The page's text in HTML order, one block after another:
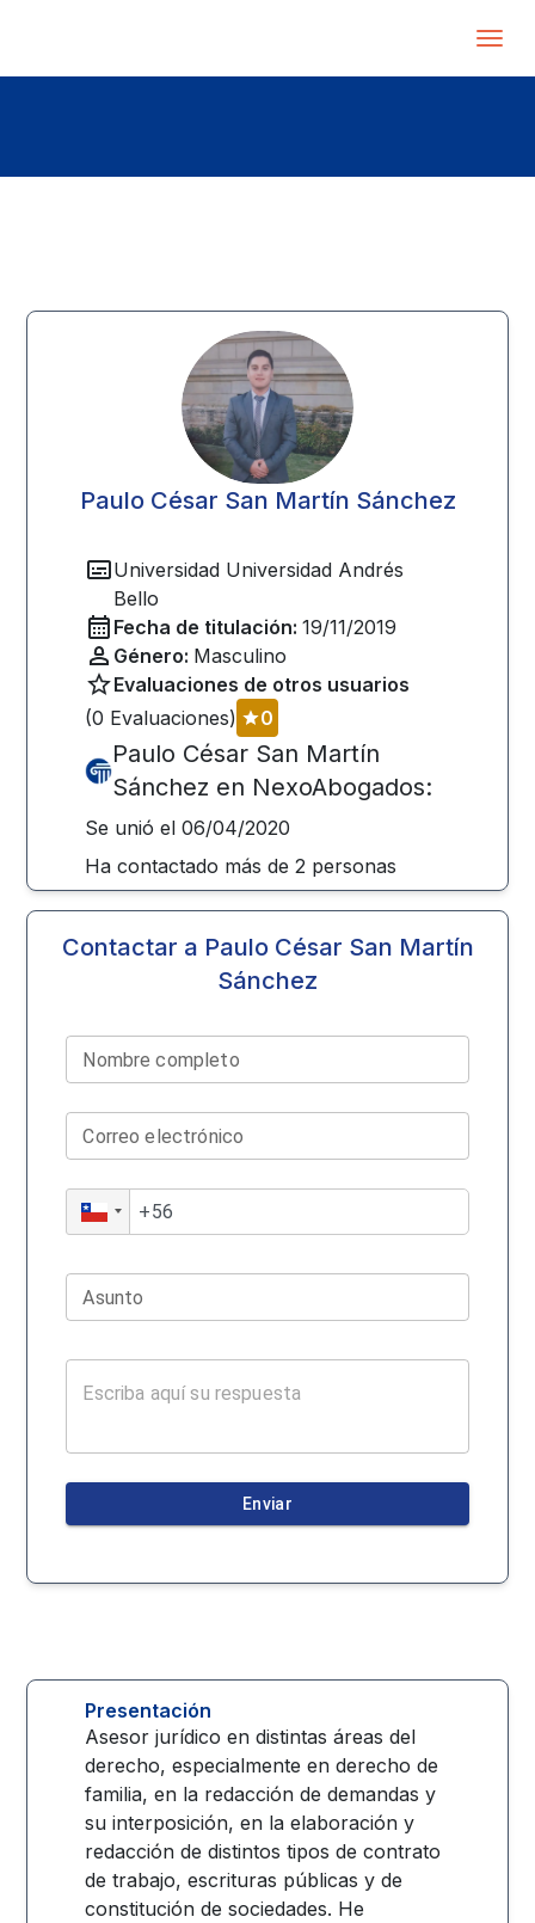
Paulo César San Martín Sánchez
Universidad Universidad Andrés
Bello
Fecha de titulación: 19/11/2019
Género: Masculino
Evaluaciones de otros usuarios
(0 Evaluaciones) 0
Paulo César San Martín
Sánchez en NexoAbogados:
Se unió el 06/04/2020
Ha contactado más de2 personas
Contactar a Paulo César San Martín
Sánchez
Nombre completo
Correo electrónico
Asunto
Enviar
Presentación
Asesor jurídico en distintas áreas del
derecho, especialmente en derecho de
familia, en la redacción de demandas y
su interposición, en la elaboración y
redacción de distintos tipos de contrato
de trabajo, escrituras públicas y de
constitución de sociedades. He